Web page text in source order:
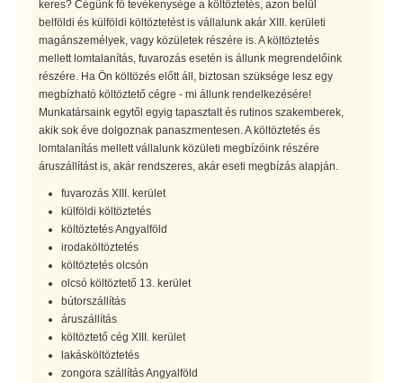
keres? Cégünk fő tevékenysége a költöztetés, azon belül
belföldi és külföldi költöztetést is vállalunk akár XIII. kerületi
magánszemélyek, vagy közületek részére is. A költöztetés
mellett lomtalanítás, fuvarozás esetén is állunk megrendelőink
részére. Ha Ön költözés előtt áll, biztosan szüksége lesz egy
megbízható költöztető cégre - mi állunk rendelkezésére!
Munkatársaink egytől egyig tapasztalt és rutinos szakemberek,
akik sok éve dolgoznak panaszmentesen. A költöztetés és
lomtalanítás mellett vállalunk közületi megbízóink részére
áruszállítást is, akár rendszeres, akár eseti megbízás alapján.
fuvarozás XIII. kerület
külföldi költöztetés
költöztetés Angyalföld
irodaköltöztetés
költöztetés olcsón
olcsó költöztető 13. kerület
bútorszállítás
áruszállítás
költöztető cég XIII. kerület
lakásköltöztetés
zongora szállítás Angyalföld